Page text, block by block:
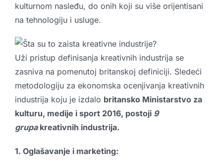
kulturnom nasleđu, do onih koji su više orijentisani
na tehnologiju i usluge.
Uži pristup definisanja kreativnih industrija se
zasniva na pomenutoj britanskoj definiciji. Sledeći
metodologiju za ekonomska ocenjivanja kreativnih
industrija koju je izdalo britansko Ministarstvo za
kulturu, medije i sport 2016, postoji 9
grupakreativnih industrija.
1. Oglašavanje i marketing: